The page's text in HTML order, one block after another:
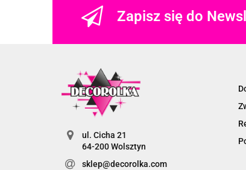
Zapisz się do
ul. Cicha 21
64-200 Wolsztyn
sklep@decorolka.com